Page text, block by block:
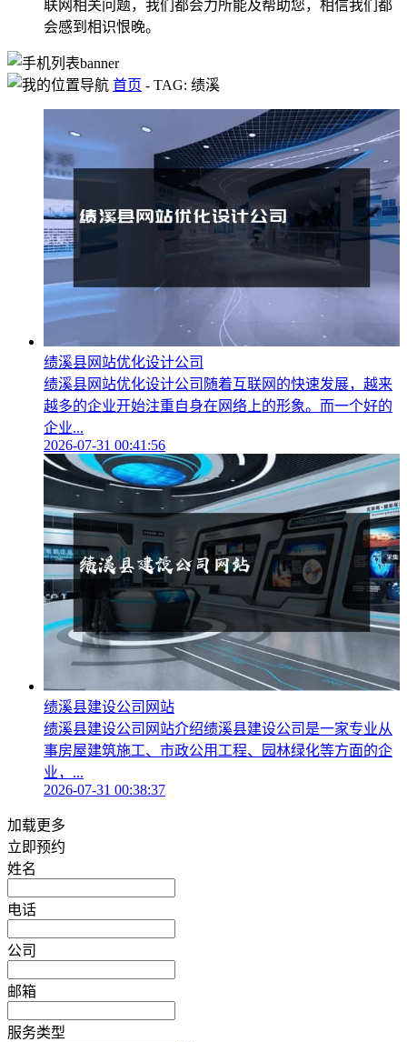
联网相关问题，我们都会力所能及帮助您，相信我们都
会感到相识恨晚。
首页 - TAG: 绩溪
绩溪县网站优化设计公司
绩溪县网站优化设计公司随着互联网的快速发展，越来
越多的企业开始注重自身在网络上的形象。而一个好的
企业...
2026-07-31 00:41:56
绩溪县建设公司网站
绩溪县建设公司网站介绍绩溪县建设公司是一家专业从
事房屋建筑施工、市政公用工程、园林绿化等方面的企
业，...
2026-07-31 00:38:37
加载更多
立即预约
姓名
电话
公司
邮箱
服务类型